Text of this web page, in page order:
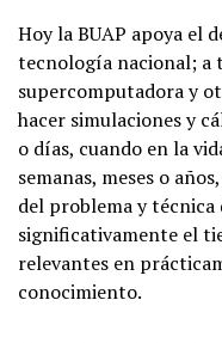
Hoy la BUAP apoya el
tecnología nacional; a
supercomputadora y
hacer simulaciones y
o días, cuando en la
semanas, meses o
del problema y
significativamente el
relevantes en
conocimiento.